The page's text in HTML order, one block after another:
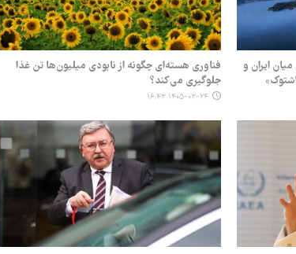
ایران و
فناوری هسته‌ای چگونه از نابودی میلیون‌ها تن غذا
جلوگیری می‌کند؟
۱۴۰۵-۰۳-۲۴ ۱۶:۴۳